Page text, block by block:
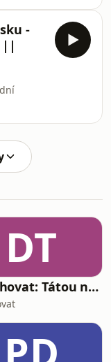
pro
je
-
||
nikde
Bětka
Mela
DT
Dovychovat: Tátou na celý život